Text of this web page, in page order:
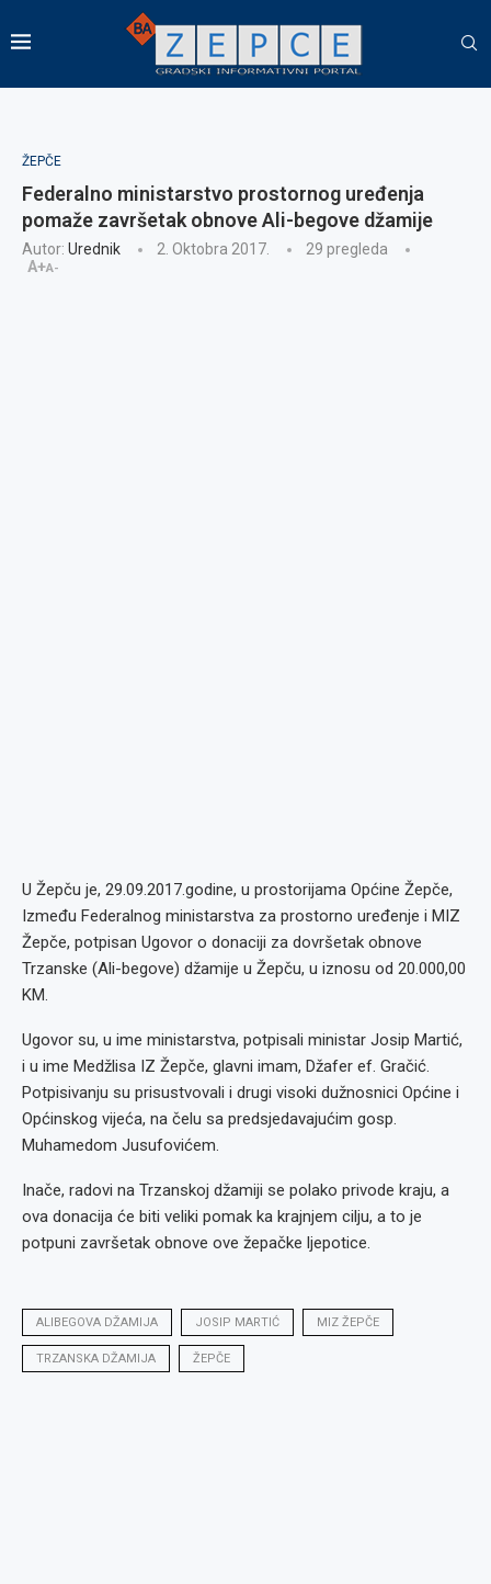
ŽEPČE
Federalno ministarstvo prostornog uređenja
pomaže završetak obnove Ali-begove džamije
Autor: Urednik 2. Oktobra 2017. 29 pregleda
A+A-
U Žepču je, 29.09.2017.godine, u prostorijama Općine Žepče,
Između Federalnog ministarstva za prostorno uređenje i MIZ
Žepče, potpisan Ugovor o donaciji za dovršetak obnove
Trzanske (Ali-begove) džamije u Žepču, u iznosu od 20.000,00
KM.
Ugovor su, u ime ministarstva, potpisali ministar Josip Martić,
i u ime Medžlisa IZ Žepče, glavni imam, Džafer ef. Gračić.
Potpisivanju su prisustvovali i drugi visoki dužnosnici Općine i
Općinskog vijeća, na čelu sa predsjedavajućim gosp.
Muhamedom Jusufovićem.
Inače, radovi na Trzanskoj džamiji se polako privode kraju, a
ova donacija će biti veliki pomak ka krajnjem cilju, a to je
potpuni završetak obnove ove žepačke ljepotice.
ALIBEGOVA DŽAMIJA JOSIP MARTIĆ MIZ ŽEPČE
TRZANSKA DŽAMIJA ŽEPČE